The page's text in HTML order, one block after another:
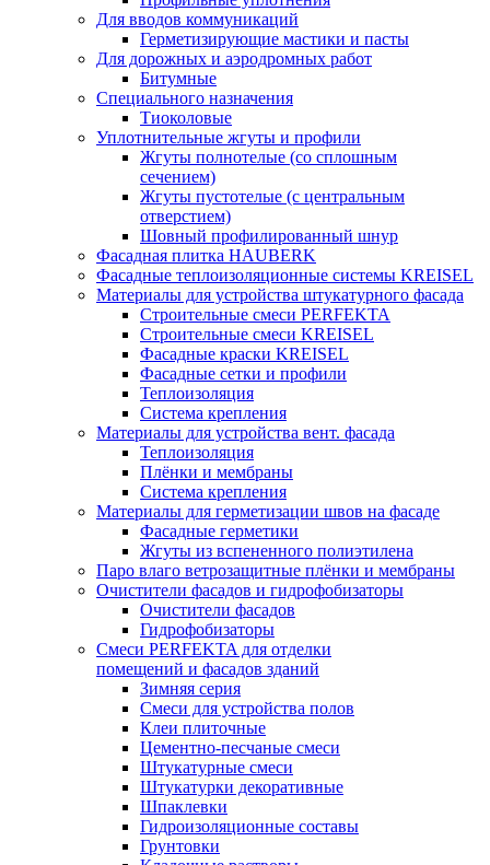
Для вводов коммуникаций
Герметизирующие мастики и пасты
Для дорожных и аэродромных работ
Битумные
Специального назначения
Тиоколовые
Уплотнительные жгуты и профили
Жгуты полнотелые (со сплошным
сечением)
Жгуты пустотелые (с центральным
отверстием)
Шовный профилированный шнур
Фасадная плитка HAUBERK
Фасадные теплоизоляционные системы KREISEL
Материалы для устройства штукатурного фасада
Строительные смеси PERFEKTA
Строительные смеси KREISEL
Фасадные краски KREISEL
Фасадные сетки и профили
Теплоизоляция
Система крепления
Материалы для устройства вент. фасада
Теплоизоляция
Плёнки и мембраны
Система крепления
Материалы для герметизации швов на фасаде
Фасадные герметики
Жгуты из вспененного полиэтилена
Паро влаго ветрозащитные плёнки и мембраны
Очистители фасадов и гидрофобизаторы
Очистители фасадов
Гидрофобизаторы
Смеси PERFEKTA для отделки
помещений и фасадов зданий
Зимняя серия
Смеси для устройства полов
Клеи плиточные
Цементно-песчаные смеси
Штукатурные смеси
Штукатурки декоративные
Шпаклевки
Гидроизоляционные составы
Грунтовки